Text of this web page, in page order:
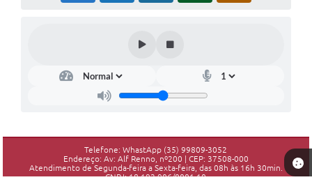
Telefone: WhastApp (35) 99809-3052
Endereço: Av: Alf Renno, nº200 | CEP: 37508-000
Atendimento de Segunda-feira a Sexta-feira, das 08h às 16h 30min.
CNPJ: 18.192.906/0001-10